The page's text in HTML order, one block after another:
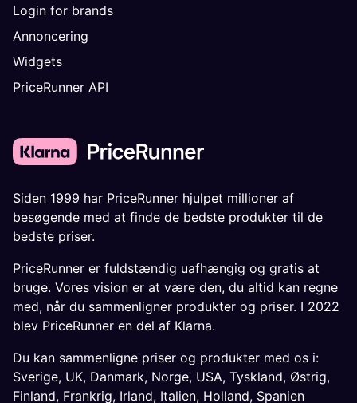
Login for brands
Annoncering
Widgets
PriceRunner API
Siden 1999 har PriceRunner hjulpet millioner af
besøgende med at finde de bedste produkter til de
bedste priser.
PriceRunner er fuldstændig uafhængig og gratis at
bruge. Vores vision er at være den, du altid kan regne
med, når du sammenligner produkter og priser. I 2022
blev PriceRunner en del af Klarna.
Du kan sammenligne priser og produkter med os i:
Sverige, UK, Danmark, Norge, USA, Tyskland, Østrig,
Finland, Frankrig, Irland, Italien, Holland, Spanien